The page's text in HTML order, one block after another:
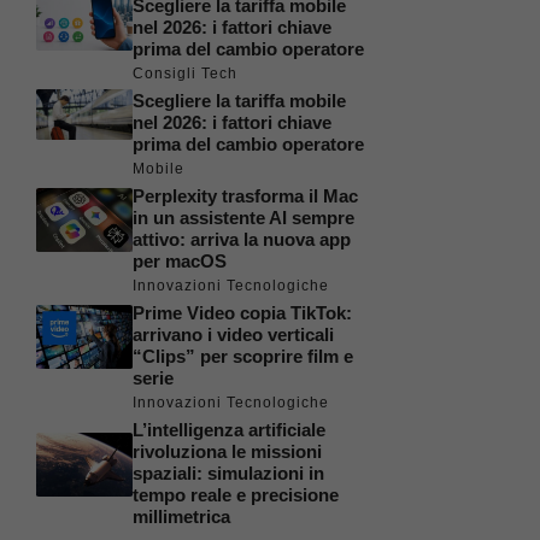
Scegliere la tariffa mobile
nel 2026: i fattori chiave
prima del cambio operatore
Consigli Tech
Scegliere la tariffa mobile
nel 2026: i fattori chiave
prima del cambio operatore
Mobile
Perplexity trasforma il Mac
in un assistente AI sempre
attivo: arriva la nuova app
per macOS
Innovazioni Tecnologiche
Prime Video copia TikTok:
arrivano i video verticali
“Clips” per scoprire film e
serie
Innovazioni Tecnologiche
L’intelligenza artificiale
rivoluziona le missioni
spaziali: simulazioni in
tempo reale e precisione
millimetrica